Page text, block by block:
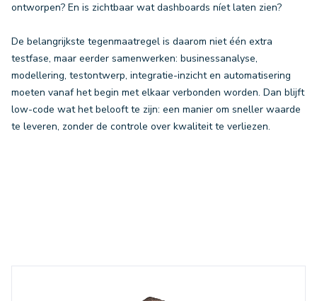
ontworpen? En is zichtbaar wat dashboards níet laten zien?
De belangrijkste tegenmaatregel is daarom niet één extra
testfase, maar eerder samenwerken: businessanalyse,
modellering, testontwerp, integratie-inzicht en automatisering
moeten vanaf het begin met elkaar verbonden worden. Dan blijft
low-code wat het belooft te zijn: een manier om sneller waarde
te leveren, zonder de controle over kwaliteit te verliezen.